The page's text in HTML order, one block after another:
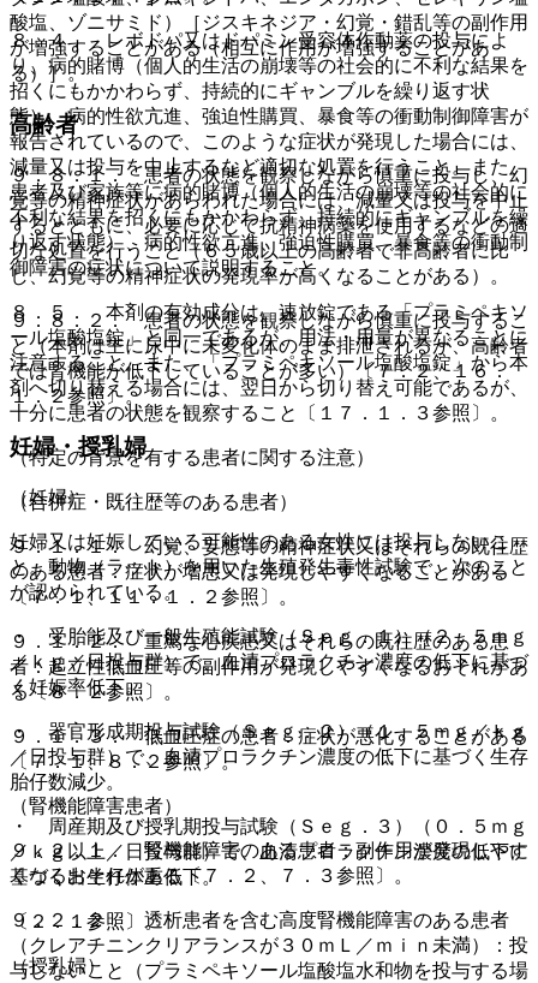
酸塩、ゾニサミド）［ジスキネジア・幻覚・錯乱等の副作用
が増強することがある（相互に作用が増強することがあ
る）］。
高齢者
９．８．１． 患者の状態を観察しながら慎重に投与し、幻
覚等の精神症状があらわれた場合には、減量又は投与を中止
するとともに、必要に応じて抗精神病薬を使用するなどの適
切な処置を行うこと（６５歳以上の高齢者で非高齢者に比
し、幻覚等の精神症状の発現率が高くなることがある）。
９．８．２． 患者の状態を観察しながら慎重に投与するこ
と（本剤は主に尿中に未変化体のまま排泄されるが、高齢者
では腎機能が低下していることが多い）〔７．２、１６．
１．２参照〕。
妊婦・授乳婦
（妊婦）
妊婦又は妊娠している可能性のある女性には投与しないこ
と。動物（ラット）を用いた生殖発生毒性試験で、次のこと
が認められている。
・ 受胎能及び一般生殖能試験（Ｓｅｇ．１）（２．５ｍｇ
／ｋｇ／日投与群）で、血清プロラクチン濃度の低下に基づ
く妊娠率低下。
・ 器官形成期投与試験（Ｓｅｇ．２）（１．５ｍｇ／ｋｇ
／日投与群）で、血清プロラクチン濃度の低下に基づく生存
胎仔数減少。
・ 周産期及び授乳期投与試験（Ｓｅｇ．３）（０．５ｍｇ
／ｋｇ以上／日投与群）で、血清プロラクチン濃度の低下に
基づく出生仔体重低下。
〔２．１参照〕。
（授乳婦）
８．４． レボドパ又はドパミン受容体作動薬の投与によ
り、病的賭博（個人的生活の崩壊等の社会的に不利な結果を
招くにもかかわらず、持続的にギャンブルを繰り返す状
態）、病的性欲亢進、強迫性購買、暴食等の衝動制御障害が
報告されているので、このような症状が発現した場合には、
減量又は投与を中止するなど適切な処置を行うこと。また、
患者及び家族等に病的賭博（個人的生活の崩壊等の社会的に
不利な結果を招くにもかかわらず、持続的にギャンブルを繰
り返す状態）、病的性欲亢進、強迫性購買、暴食等の衝動制
御障害の症状について説明すること。
８．５． 本剤の有効成分は、速放錠である「プラミペキソ
ール塩酸塩錠」と同一であるが、用法・用量が異なることに
注意すること。また、「プラミペキソール塩酸塩錠」から本
剤へ切り替える場合には、翌日から切り替え可能であるが、
十分に患者の状態を観察すること〔１７．１．３参照〕。
（特定の背景を有する患者に関する注意）
（合併症・既往歴等のある患者）
９．１．１． 幻覚、妄想等の精神症状又はそれらの既往歴
のある患者：症状が増悪又は発現しやすくなることがある
〔７．１、１１．１．２参照〕。
９．１．２． 重篤な心疾患又はそれらの既往歴のある患
者：起立性低血圧等の副作用が発現しやすくなるおそれがあ
る〔８．２参照〕。
９．１．３． 低血圧症の患者：症状が悪化することがある
〔７．１、８．２参照〕。
（腎機能障害患者）
９．２．１． 腎機能障害のある患者：副作用が発現しやす
くなるおそれがある〔７．２、７．３参照〕。
９．２．２． 透析患者を含む高度腎機能障害のある患者
（クレアチニンクリアランスが３０ｍＬ／ｍｉｎ未満）：投
与しないこと（プラミペキソール塩酸塩水和物を投与する場